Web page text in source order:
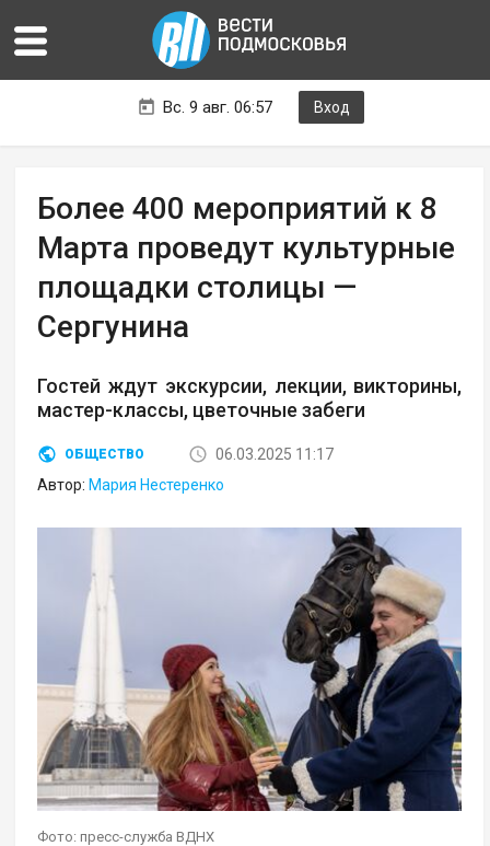
Вс. 9 авг. 06:57 Вход
Более 400 мероприятий к 8
Марта проведут культурные
площадки столицы —
Сергунина
Гостей ждут экскурсии, лекции, викторины,
мастер-классы, цветочные забеги
ОБЩЕСТВО
06.03.2025 11:17
Автор: Мария Нестеренко
Фото: пресс-служба ВДНХ